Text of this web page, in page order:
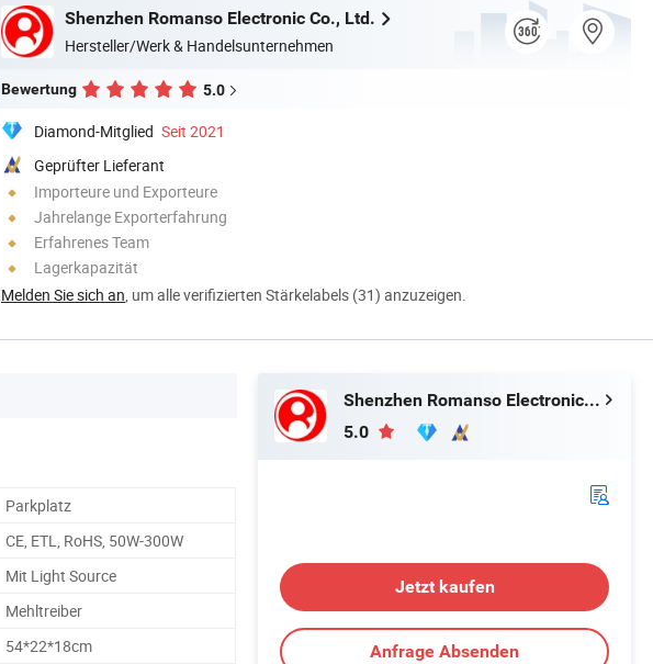
Shenzhen Romanso Electronic Co., Ltd.
Hersteller/Werk & Handelsunternehmen
Bewertung 5.0
Diamond-Mitglied Seit 2021
Geprüfter Lieferant
Importeure und Exporteure
Jahrelange Exporterfahrung
Erfahrenes Team
Lagerkapazität
Melden Sie sich an, um alle verifizierten Stärkelabels (31) anzuzeigen.
Parkplatz
CE, ETL, RoHS, 50W-300W
Mit Light Source
Mehltreiber
54*22*18cm
Shenzhen Romanso Electronic Co., Ltd.
5.0
Jetzt kaufen
Anfrage Absenden